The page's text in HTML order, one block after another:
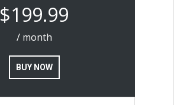
$199.99
/ month
BUY NOW